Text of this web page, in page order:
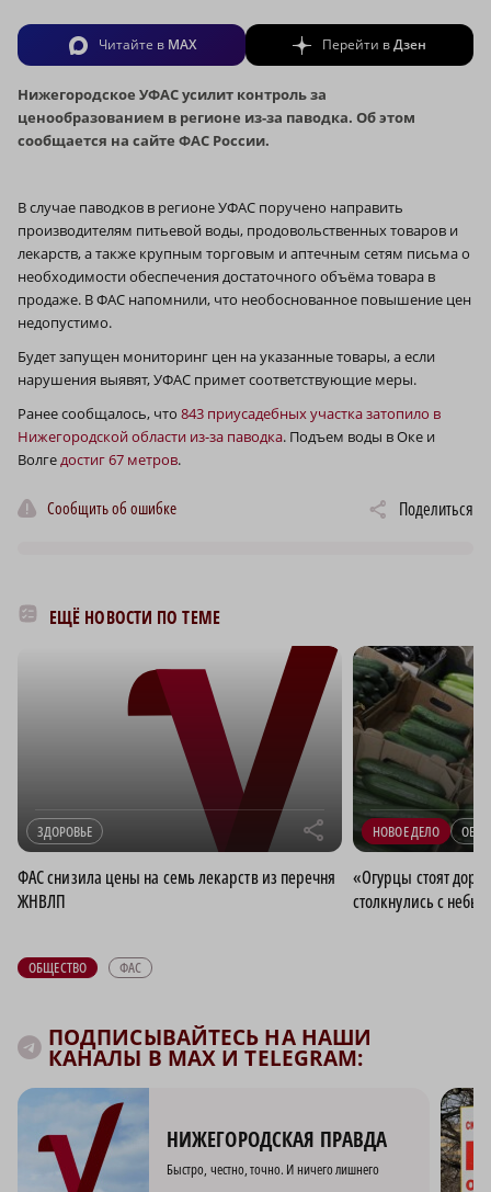
Читайте в MAX Перейти вДзен
Нижегородское УФАС усилит контроль за
ценообразованием в регионе из-за паводка. Об этом
сообщается на сайте ФАС России.
В случае паводков в регионе УФАС поручено направить
производителям питьевой воды, продовольственных товаров и
лекарств, а также крупным торговым и аптечным сетям письма о
необходимости обеспечения достаточного объёма товара в
продаже. В ФАС напомнили, что необоснованное повышение цен
недопустимо.
Будет запущен мониторинг цен на указанные товары, а если
нарушения выявят, УФАС примет соответствующие меры.
Ранее сообщалось, что 843 приусадебных участка затопило в
Нижегородской области из-за паводка. Подъем воды в Оке и
Волгедостиг 67 метров.
Сообщить об ошибке Поделиться
ЕЩЁ НОВОСТИ ПО ТЕМЕ
ЗДОРОВЬЕ r
ФАС снизила цены на семь лекарств из перечня
ЖНВЛП
НОВОЕ ДЕЛО
«Огурцы стоят
столкнулись с
ОБЩЕСТВО ФАС
ПОДПИСЫВАЙТЕСЬ НА НАШИ
КАНАЛЫ В MAX И TELEGRAM:
НИЖЕГОРОДСКАЯ ПРАВДА
Быстро, честно, точно. И ничего лишнего